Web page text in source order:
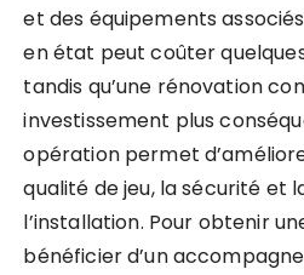
et des équipements
en état peut coûter
tandis qu’une rénovation
investissement plus
opération permet
qualité de jeu, la sécurité et
l’installation. Pour obtenir
bénéficier d’un